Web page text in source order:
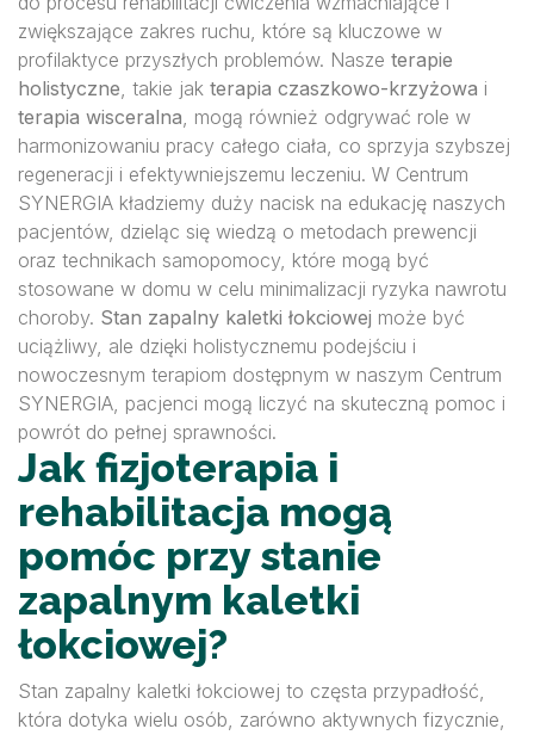
zwiększające zakres ruchu, które są kluczowe w
profilaktyce przyszłych problemów. Nasze terapie
holistyczne, takie jak terapia czaszkowo-krzyżowa i
terapia wisceralna, mogą również odgrywać role w
harmonizowaniu pracy całego ciała, co sprzyja szybszej
regeneracji i efektywniejszemu leczeniu. W Centrum
SYNERGIA kładziemy duży nacisk na edukację naszych
pacjentów, dzieląc się wiedzą o metodach prewencji
oraz technikach samopomocy, które mogą być
stosowane w domu w celu minimalizacji ryzyka nawrotu
choroby. Stan zapalny kaletki łokciowej może być
uciążliwy, ale dzięki holistycznemu podejściu i
nowoczesnym terapiom dostępnym w naszym Centrum
SYNERGIA, pacjenci mogą liczyć na skuteczną pomoc i
powrót do pełnej sprawności.
Jak fizjoterapia i
rehabilitacja mogą
pomóc przy stanie
zapalnym kaletki
łokciowej?
Stan zapalny kaletki łokciowej to częsta przypadłość,
która dotyka wielu osób, zarówno aktywnych fizycznie,